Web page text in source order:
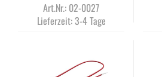
Art.Nr.: 02-0027
Lieferzeit:3-4 Tage